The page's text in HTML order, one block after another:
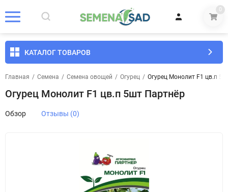
0
КАТАЛОГ ТОВАРОВ
Главная / Семена / Семена овощей / Огурец / Огурец Монолит F1 цв.п
Огурец Монолит F1 цв.п 5шт Партнёр
Обзор Отзывы (0)